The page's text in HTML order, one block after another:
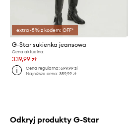
extra -5% z kodem: OFF*
G-Star sukienka jeansowa
Cena aktualna:
339,99 zł
Cena regularna:699,99 zł
Najniższa cena:359,99 zł
Odkryj produkty G-Star